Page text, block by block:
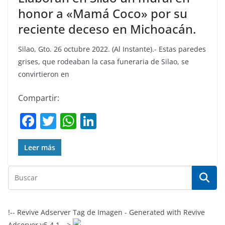
honor a «Mamá Coco» por su
reciente deceso en Michoacán.
Silao, Gto. 26 octubre 2022. (Al Instante).- Estas paredes
grises, que rodeaban la casa funeraria de Silao, se
convirtieron en
Compartir:
F
a
c
e
b
o
T
w
itt
er
W
s
A
p
e
dI
Leer más
!-- Revive Adserver Tag de Imagen - Generated with Revive